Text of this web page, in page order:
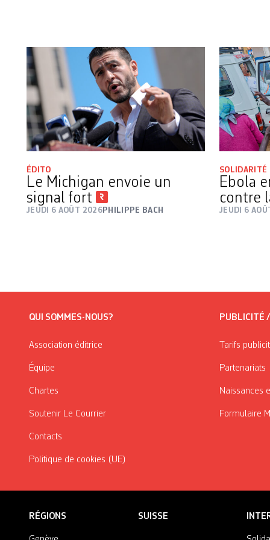
ÉDITO
Le Michigan envoie un
signal fort
JEUDI 6 AOÛT 2026PHILIPPE BACH
SOLIDARITÉ
Ebola
contre
JEUDI 6
QUI SOMMES-NOUS?
Association éditrice
Équipe
Chartes
Soutenir Le Courrier
Contacts
Politique de cookies (UE)
PUBLICITÉ
Tarifs
Partenariats
Naissances
Formulaire
RÉGIONS SUISSE